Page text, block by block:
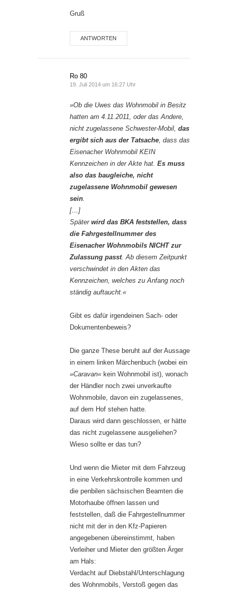
Gruß
ANTWORTEN
Ro 80
19. Juli 2014 um 16:27 Uhr
»Ob die Uwes das Wohnmobil in Besitz
hatten am 4.11.2011, oder das Andere,
nicht zugelassene Schwester-Mobil, das
ergibt sich aus der Tatsache , dass das
Eisenacher Wohnmobil KEIN
Kennzeichen in der Akte hat. Es muss
also das baugleiche, nicht
zugelassene Wohnmobil gewesen
sein
[…]
Später wird das BKA feststellen, dass
die Fahrgestellnummer des
Eisenacher Wohnmobils NICHT zur
Zulassung passt. Ab diesem Zeitpunkt
verschwindet in den Akten das
Kennzeichen, welches zu Anfang noch
ständig auftaucht.«
Gibt es dafür irgendeinen Sach- oder
Dokumentenbeweis?
Die ganze These beruht auf der Aussage
in einem linken Märchenbuch (wobei ein
»Caravan« kein Wohnmobil ist), wonach
der Händler noch zwei unverkaufte
Wohnmobile, davon ein zugelassenes,
auf dem Hof stehen hatte.
Daraus wird dann geschlossen, er hätte
das nicht zugelassene ausgeliehen?
Wieso sollte er das tun?
Und wenn die Mieter mit dem Fahrzeug
in eine Verkehrskontrolle kommen und
die penbilen sächsischen Beamten die
Motorhaube öffnen lassen und
feststellen, daß die Fahrgestellnummer
nicht mit der in den Kfz-Papieren
angegebenen übereinstimmt, haben
Verleiher und Mieter den größten Ärger
am Hals:
Verdacht auf Diebstahl/Unterschlagung
des Wohnmobils, Verstoß gegen das